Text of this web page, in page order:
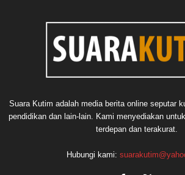
Suara Kutim adalah media berita online seputar
pendidikan dan lain-lain. Kami menyediakan
terdepan dan terakurat.
Hubungi kami: